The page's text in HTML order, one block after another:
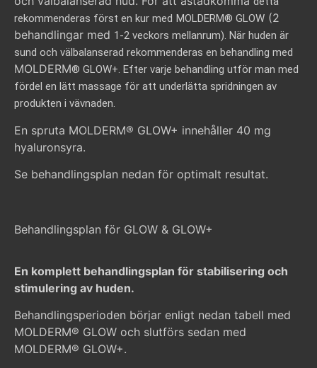
rekommenderas först en kur med MOLDERM® GLOW (2
behandlingar med 1-2 veckors mellanrum). När huden är
sund och välbalanserad rekommenderas en behandling med
MOLDERM® GLOW+. Efter varje behandling utför man med
fördel en lätt massage för att underlätta spridningen av
produkten i vävnaden.
En spruta MOLDERM® GLOW+ innehåller 40 mg
hyaluronsyra.
Se behandlingsplan nedan för optimalt resultat.
Behandlingsplan för GLOW & GLOW+
En komplett behandlingsplan för stabilisering och
stimulering av huden.
Behandlingsperioden börjar enligt nedan tabell med
MOLDERM® GLOW och slutförs sedan med
MOLDERM® GLOW+.